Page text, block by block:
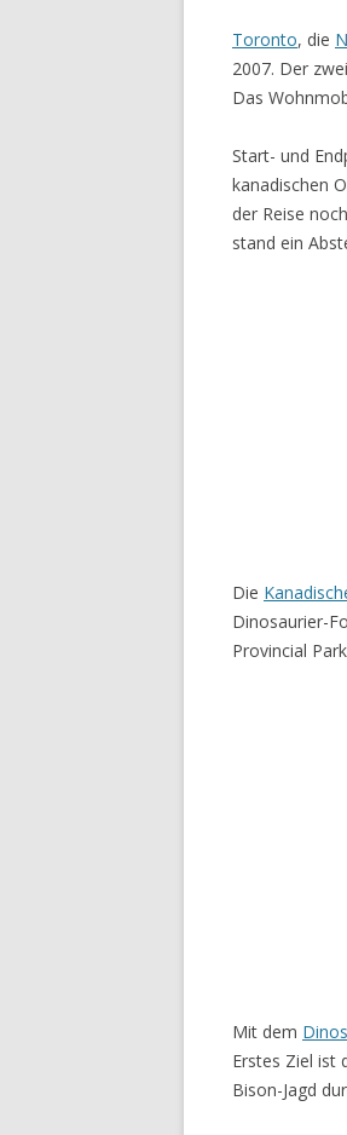
Toronto, die
2007. Der
Das
Start- und
kanadischen
der Reise
stand ein
Die
Dinosaurier-
Provincial
Mit dem
Erstes Ziel ist
Bison-Jagd